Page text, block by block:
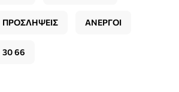
ΠΡΟΣΛΗΨΕΙΣ ΑΝΕΡΓΟΙ
30 66